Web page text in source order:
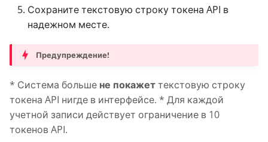
Сохраните текстовую строку токена API в
надежном месте.
Предупреждение!
* Система больше не покажеттекстовую строку
токена API нигде в интерфейсе. * Для каждой
учетной записи действует ограничение в 10
токенов API.